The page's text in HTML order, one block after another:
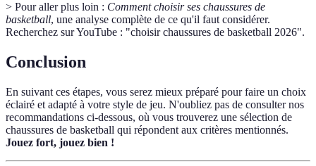
> Pour aller plus loin : Comment choisir ses chaussures de
basketball, une analyse complète de ce qu'il faut considérer.
Recherchez sur YouTube : "choisir chaussures de basketball 2026".
Conclusion
En suivant ces étapes, vous serez mieux préparé pour faire un choix
éclairé et adapté à votre style de jeu. N'oubliez pas de consulter nos
recommandations ci-dessous, où vous trouverez une sélection de
chaussures de basketball qui répondent aux critères mentionnés.
Jouez fort, jouez bien !